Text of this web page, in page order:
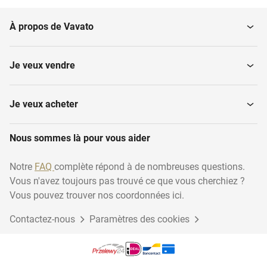
Pelles, binettes et bêches
Tronçonneuses Coutellerie viticole
À propos de Vavato
Je veux vendre
Je veux acheter
Nous sommes là pour vous aider
Notre FAQ complète répond à de nombreuses questions.
Vous n'avez toujours pas trouvé ce que vous cherchiez ?
Vous pouvez trouver nos coordonnées ici.
Contactez-nous Paramètres des cookies